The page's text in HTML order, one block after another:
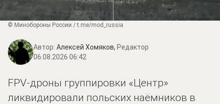
© Минобороны России / t.me/mod_russia
Автор: Алексей Хомяков, Редактор
06.08.2026 06:42
FPV-дроны группировки «Центр»
ликвидировали польских наёмников в